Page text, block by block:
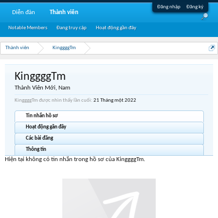
Đăng nhập Đăng ký
Thành viên KinggggTm
KinggggTm
Thành Viên Mới, Nam
KinggggTm được nhìn thấy lần cuối: 21 Tháng một 2022
Tin nhắn hồ sơ
Hoạt động gần đây
Các bài đăng
Thông tin
Hiện tại không có tin nhắn trong hồ sơ của KinggggTm.
Diễn đàn Thành viên
Notable Members Đang truy cập Hoạt động gần đây